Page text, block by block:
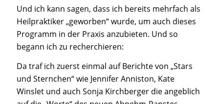
Und ich kann sagen, dass ich bereits mehrfach als
Heilpraktiker „geworben“ wurde, um auch dieses
Programm in der Praxis anzubieten. Und so
begann ich zu recherchieren:
Da traf ich zuerst einmal auf Berichte von „Stars
und Sternchen“ wie Jennifer Anniston, Kate
Winslet und auch Sonja Kirchberger die angeblich